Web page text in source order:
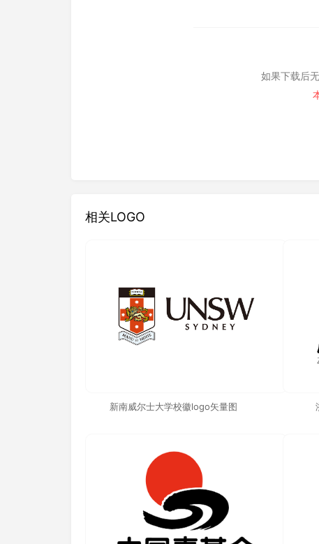
如果下载后
相关LOGO
新南威尔士大学校徽logo矢量图